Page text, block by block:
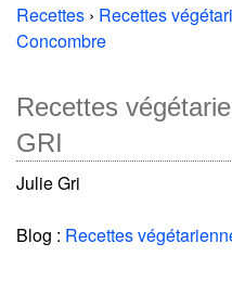
Recettes › Recettes
Concombre
Recettes
GRI
Julie Gri
Blog : Recettes